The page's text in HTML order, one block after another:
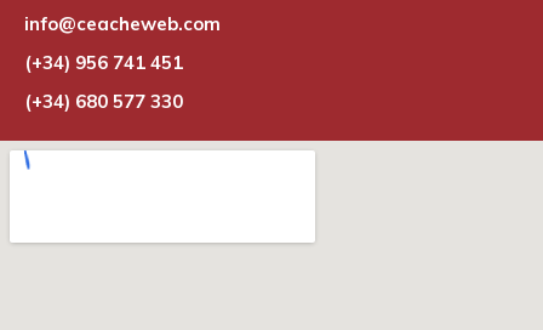
info@ceacheweb.com
(+34) 956 741 451
(+34) 680 577 330